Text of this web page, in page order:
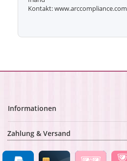
Kontakt: www.arccompliance.com
Informationen
Zahlung & Versand